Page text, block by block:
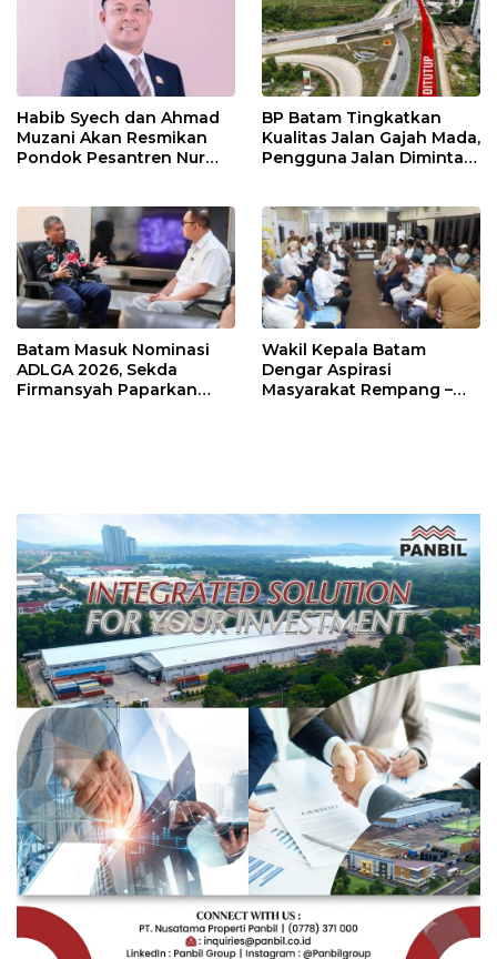
Habib Syech dan Ahmad
Muzani Akan Resmikan
Pondok Pesantren Nur
BP Batam Tingkatkan
Kualitas Jalan Gajah Mada,
Pengguna Jalan Diminta
Batam Masuk Nominasi
ADLGA 2026, Sekda
Firmansyah Paparkan
Wakil Kepala Batam
Dengar Aspirasi
Masyarakat Rempang –